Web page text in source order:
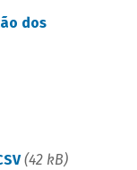
dos
(42 kB)